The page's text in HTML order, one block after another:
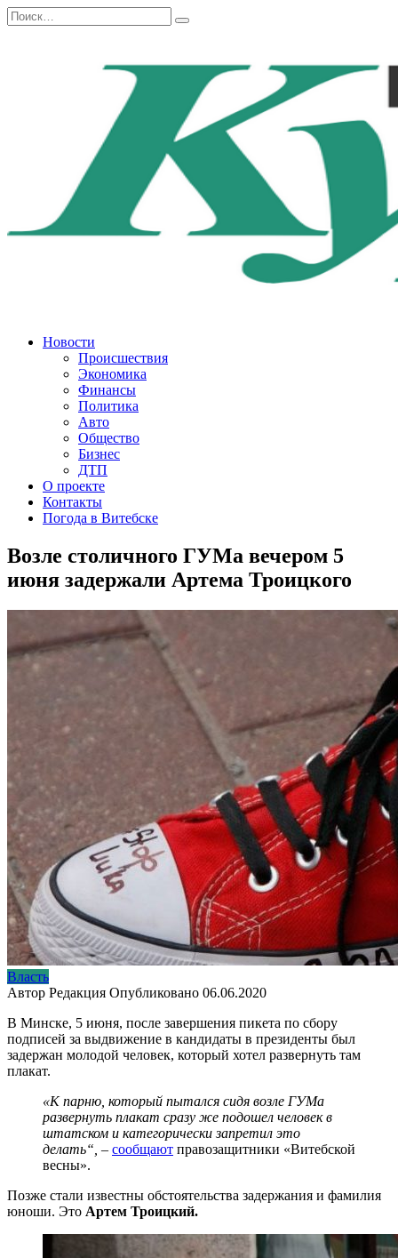
Перейти
к
Search
for:
Новости
Происшествия
Экономика
Финансы
Политика
Авто
Общество
Бизнес
ДТП
О проекте
Контакты
Погода в Витебске
Возле столичного ГУМа вечером 5
июня задержали Артема Троицкого
Власть
Автор Редакция Опубликовано 06.06.2020
В Минске, 5 июня, после завершения пикета по сбору
подписей за выдвижение в кандидаты в президенты был
задержан молодой человек, который хотел развернуть там
плакат.
«К парню, который пытался сидя возле ГУМа
развернуть плакат сразу же подошел человек в
штатском и категорически запретил это
делать“, – сообщают правозащитники «Витебской
весны».
Позже стали известны обстоятельства задержания и фамилия
юноши. Это Артем Троицкий.